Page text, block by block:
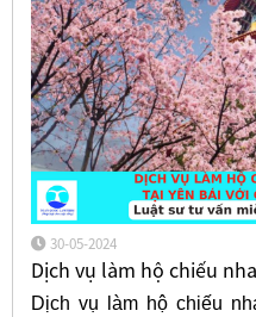
30-05-2024
Dịch vụ làm hộ chiếu
Dịch vụ làm hộ chiếu